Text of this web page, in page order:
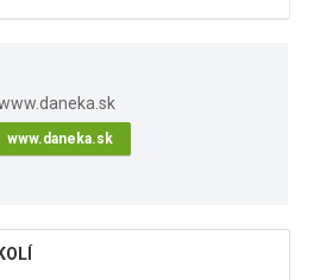
www.daneka.sk